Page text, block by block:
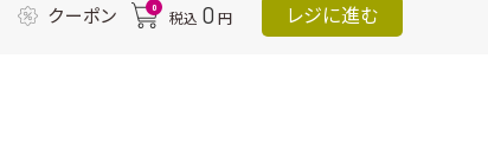
クーポン 0
税込 0 円 レジに進む